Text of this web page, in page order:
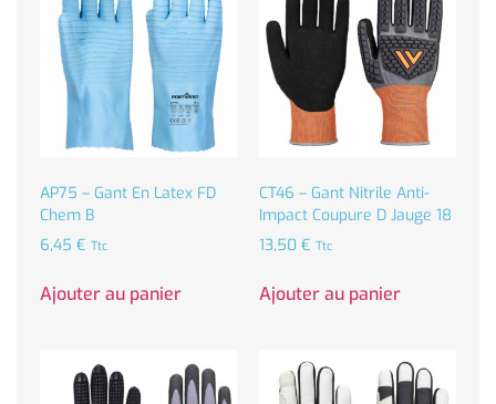
AP75 – Gant En Latex FD
Chem B
6,45 € Ttc
Ajouter au panier
CT46 – Gant Nitrile Anti-
Impact Coupure D Jauge 18
13,50 € Ttc
Ajouter au panier